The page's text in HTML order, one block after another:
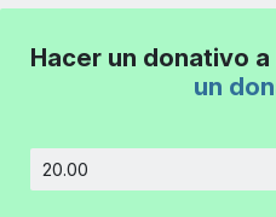
Hacer un donativo a
un